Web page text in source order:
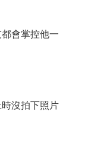
會掌控他一
沒拍下照片